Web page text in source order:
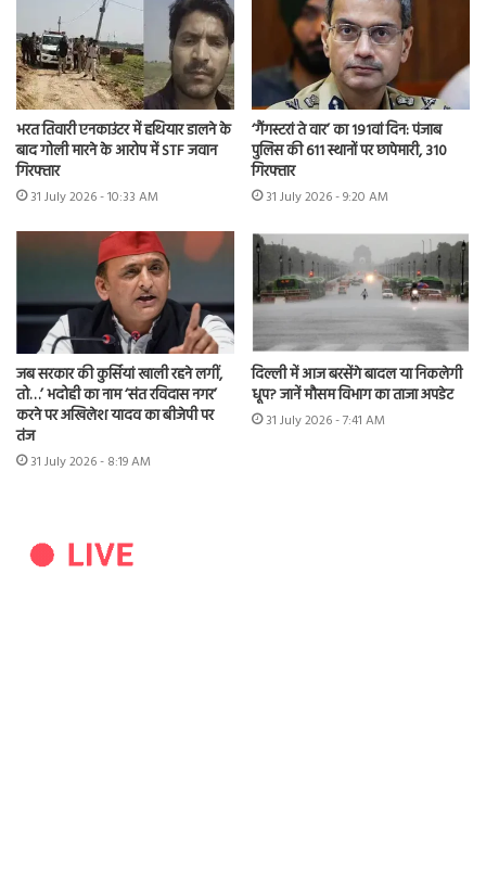
भरत तिवारी एनकाउंटर में हथियार डालने के
बाद गोली मारने के आरोप में STF जवान
गिरफ्तार
31 July 2026 - 10:33 AM
‘गैंगस्टरां ते वार’ का 191वां दिन: पंजाब
पुलिस की 611 स्थानों पर छापेमारी, 310
गिरफ्तार
31 July 2026 - 9:20 AM
जब सरकार की कुर्सियां खाली रहने लगीं,
तो…’ भदोही का नाम ‘संत रविदास नगर’
करने पर अखिलेश यादव का बीजेपी पर
तंज
31 July 2026 - 8:19 AM
दिल्ली में आज बरसेंगे बादल या निकलेगी
धूप? जानें मौसम विभाग का ताजा अपडेट
31 July 2026 - 7:41 AM